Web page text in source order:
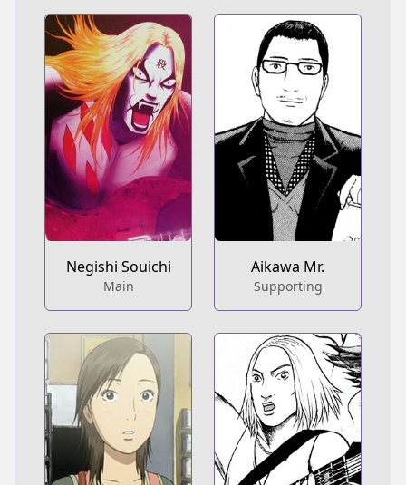
Negishi Souichi
Main
Aikawa Mr.
Supporting